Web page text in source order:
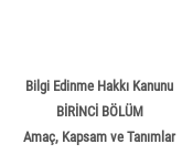
Bilgi Edinme Hakkı Kanunu
BİRİNCİ BÖLÜM
Amaç, Kapsam ve Tanımlar